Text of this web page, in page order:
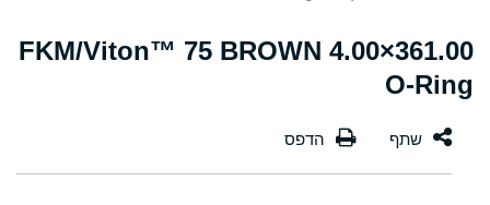
361.00×4.00 FKM/Viton™ 75 BROWN
O-Ring